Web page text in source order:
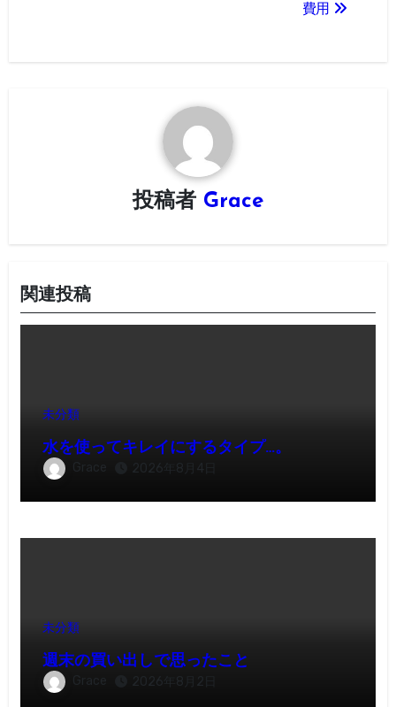
費用
投稿者 Grace
関連投稿
未分類
水を使ってキレイにするタイプ…。
Grace 2026年8月4日
未分類
週末の買い出しで思ったこと
Grace 2026年8月2日